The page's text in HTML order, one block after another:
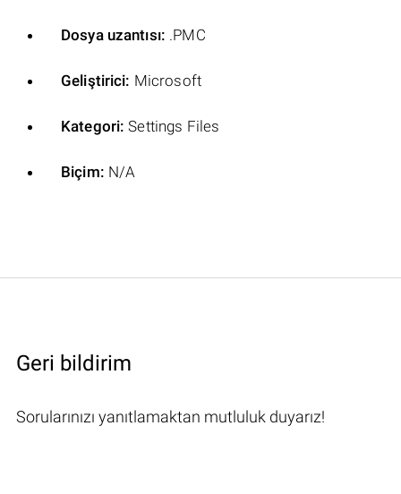
Dosya uzantısı: .PMC
Geliştirici: Microsoft
Kategori: Settings Files
Biçim: N/A
Geri bildirim
Sorularınızı yanıtlamaktan mutluluk duyarız!